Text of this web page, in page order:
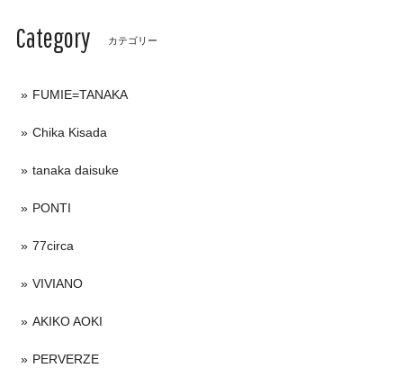
Category カテゴリー
FUMIE=TANAKA
Chika Kisada
tanaka daisuke
PONTI
77circa
VIVIANO
AKIKO AOKI
PERVERZE